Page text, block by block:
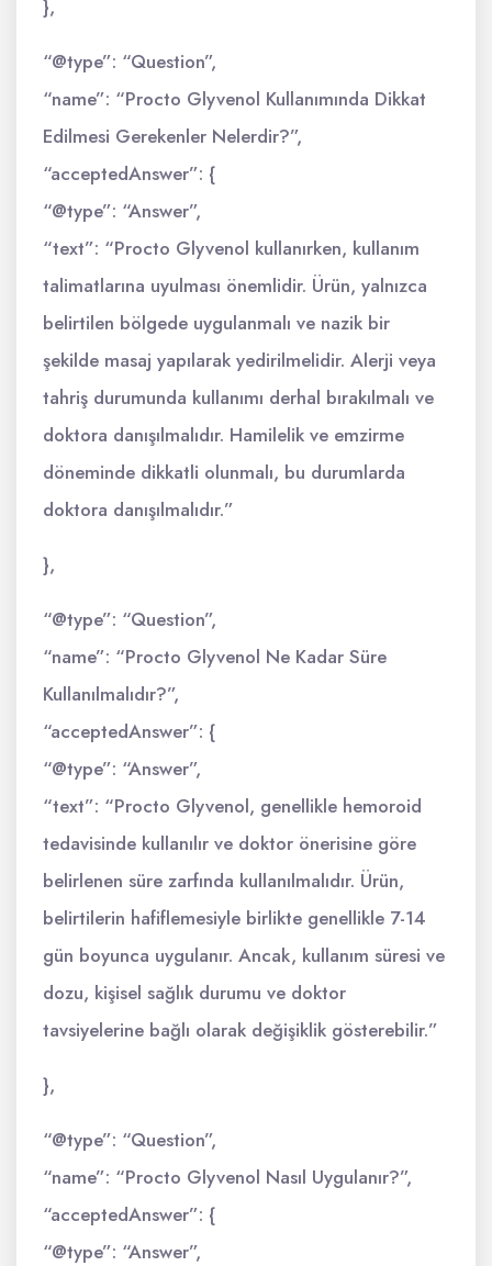
},
“@type”: “Question”,
“name”: “Procto Glyvenol Kullanımında Dikkat
Edilmesi Gerekenler Nelerdir?”,
“acceptedAnswer”: {
“@type”: “Answer”,
“text”: “Procto Glyvenol kullanırken, kullanım
talimatlarına uyulması önemlidir. Ürün, yalnızca
belirtilen bölgede uygulanmalı ve nazik bir
şekilde masaj yapılarak yedirilmelidir. Alerji veya
tahriş durumunda kullanımı derhal bırakılmalı ve
doktora danışılmalıdır. Hamilelik ve emzirme
döneminde dikkatli olunmalı, bu durumlarda
doktora danışılmalıdır.”
},
“@type”: “Question”,
“name”: “Procto Glyvenol Ne Kadar Süre
Kullanılmalıdır?”,
“acceptedAnswer”: {
“@type”: “Answer”,
“text”: “Procto Glyvenol, genellikle hemoroid
tedavisinde kullanılır ve doktor önerisine göre
belirlenen süre zarfında kullanılmalıdır. Ürün,
belirtilerin hafiflemesiyle birlikte genellikle 7-14
gün boyunca uygulanır. Ancak, kullanım süresi ve
dozu, kişisel sağlık durumu ve doktor
tavsiyelerine bağlı olarak değişiklik gösterebilir.”
},
“@type”: “Question”,
“name”: “Procto Glyvenol Nasıl Uygulanır?”,
“acceptedAnswer”: {
“@type”: “Answer”,